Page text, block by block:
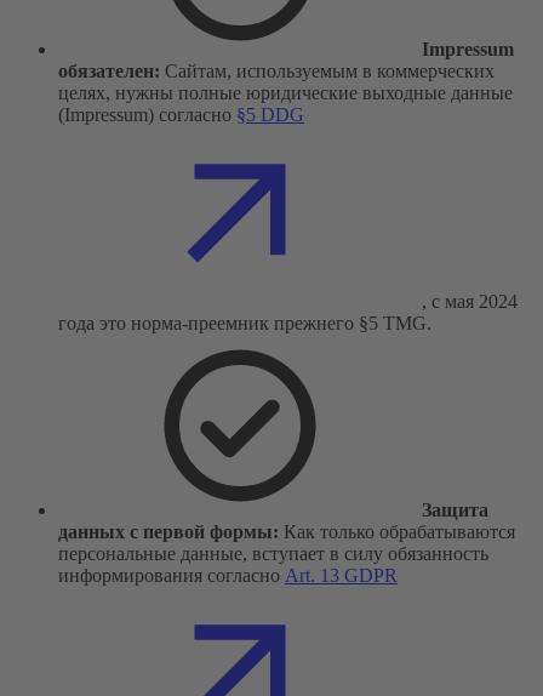
Impressum
обязателен: Сайтам, используемым в коммерческих
целях, нужны полные юридические выходные данные
(Impressum) согласно §5 DDG
, с мая 2024
года это норма-преемник прежнего §5 TMG.
Защита
данных с первой формы: Как только обрабатываются
персональные данные, вступает в силу обязанность
информирования согласно Art. 13 GDPR